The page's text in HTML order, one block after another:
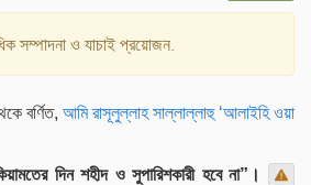
সম্পাদনা ও যাচাই প্রয়োজন.
বর্ণিত, আমি রাসূলুল্লাহ সাল্লাল্লাহু ‘আলাইহি ওয়া
দিন শহীদ ও সুপারিশকারী হবে না”।